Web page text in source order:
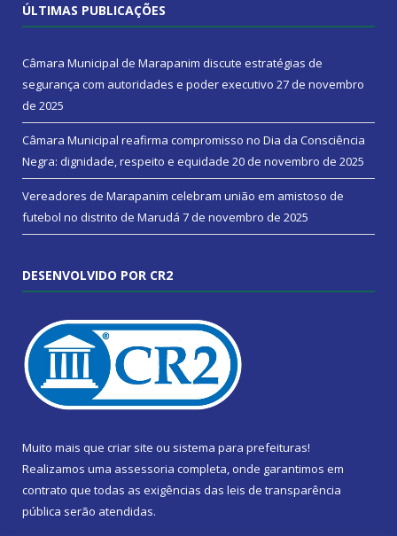
ÚLTIMAS PUBLICAÇÕES
Câmara Municipal de Marapanim discute estratégias de
segurança com autoridades e poder executivo 27 de novembro
de 2025
Câmara Municipal reafirma compromisso no Dia da Consciência
Negra: dignidade, respeito e equidade 20 de novembro de 2025
Vereadores de Marapanim celebram união em amistoso de
futebol no distrito de Marudá 7 de novembro de 2025
DESENVOLVIDO POR CR2
Muito mais que criar site ou sistema para prefeituras!
Realizamos uma assessoria completa, onde garantimos em
contrato que todas as exigências das leis de transparência
pública serão atendidas.